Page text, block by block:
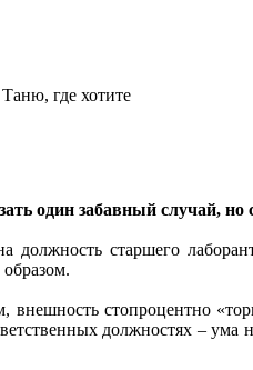
где хотите
один забавный случай, но
старшего
стопроцентно
должностях –